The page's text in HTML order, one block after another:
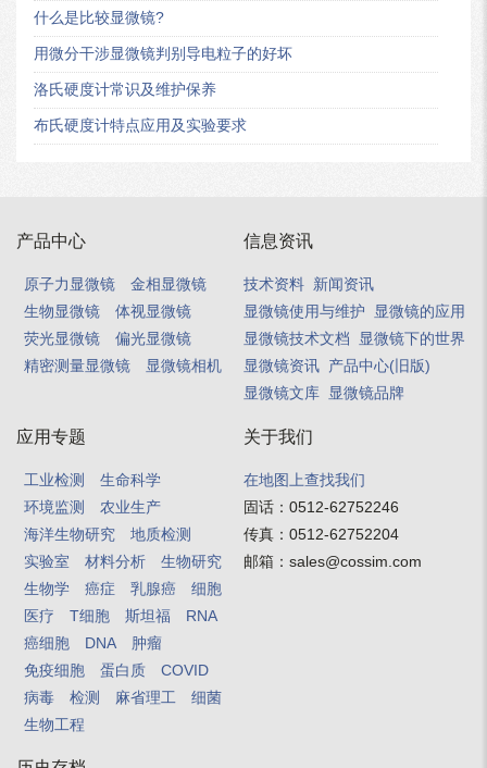
什么是比较显微镜?
用微分干涉显微镜判别导电粒子的好坏
洛氏硬度计常识及维护保养
布氏硬度计特点应用及实验要求
产品中心
原子力显微镜
金相显微镜
生物显微镜
体视显微镜
荧光显微镜
偏光显微镜
精密测量显微镜
显微镜相机
信息资讯
技术资料 新闻资讯
显微镜使用与维护
显微镜的应用
显微镜技术文档
显微镜下的世界
显微镜资讯 产品中心(旧版)
显微镜文库 显微镜品牌
应用专题
工业检测
生命科学
环境监测
农业生产
海洋生物研究
地质检测
实验室
材料分析
生物研究
生物学
癌症 乳腺癌
细胞
医疗
T细胞 斯坦福
RNA
癌细胞
DNA
肿瘤
免疫细胞
蛋白质
COVID
病毒
检测 麻省理工
细菌
生物工程
关于我们
在地图上查找我们
固话： 0512-62752246
传真： 0512-62752204
邮箱： sales@cossim.com